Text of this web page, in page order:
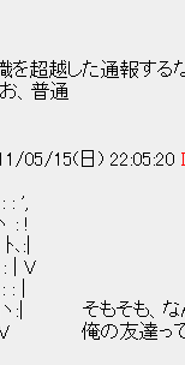
越した通報する
普通
05/15(日) 22:05:20
: ',
: !
､:|
| V
|
も、なん
てことにな